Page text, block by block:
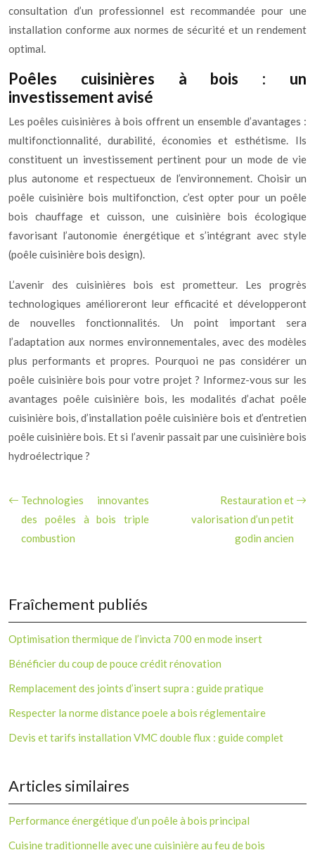
consultation d’un professionnel est recommandée pour une
installation conforme aux normes de sécurité et un rendement
optimal.
Poêles cuisinières à bois : un
investissement avisé
Les poêles cuisinières à bois offrent un ensemble d’avantages :
multifonctionnalité, durabilité, économies et esthétisme. Ils
constituent un investissement pertinent pour un mode de vie
plus autonome et respectueux de l’environnement. Choisir un
poêle cuisinière bois multifonction, c’est opter pour un poêle
bois chauffage et cuisson, une cuisinière bois écologique
favorisant l’autonomie énergétique et s’intégrant avec style
(poêle cuisinière bois design).
L’avenir des cuisinières bois est prometteur. Les progrès
technologiques amélioreront leur efficacité et développeront
de nouvelles fonctionnalités. Un point important sera
l’adaptation aux normes environnementales, avec des modèles
plus performants et propres. Pourquoi ne pas considérer un
poêle cuisinière bois pour votre projet ? Informez-vous sur les
avantages poêle cuisinière bois, les modalités d’achat poêle
cuisinière bois, d’installation poêle cuisinière bois et d’entretien
poêle cuisinière bois. Et si l’avenir passait par une cuisinière bois
hydroélectrique ?
Technologies innovantes
des poêles à bois triple
combustion
Restauration et
valorisation d’un petit
godin ancien
Fraîchement publiés
Optimisation thermique de l’invicta 700 en mode insert
Bénéficier du coup de pouce crédit rénovation
Remplacement des joints d’insert supra : guide pratique
Respecter la norme distance poele a bois réglementaire
Devis et tarifs installation VMC double flux : guide complet
Articles similaires
Performance énergétique d’un poêle à bois principal
Cuisine traditionnelle avec une cuisinière au feu de bois